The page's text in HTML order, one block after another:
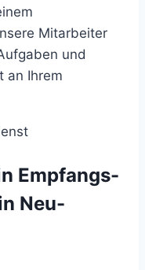
Mitarbeiter
und
an Ihrem
Empfangs-
Neu-